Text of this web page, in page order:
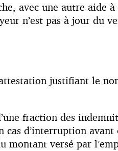
avec une autre aide
n’est pas à jour du
justifiant le
fraction des
d’interruption
versé par